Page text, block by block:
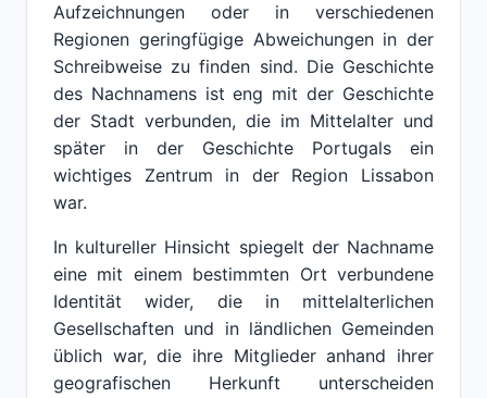
Aufzeichnungen oder in verschiedenen
Regionen geringfügige Abweichungen in der
Schreibweise zu finden sind. Die Geschichte
des Nachnamens ist eng mit der Geschichte
der Stadt verbunden, die im Mittelalter und
später in der Geschichte Portugals ein
wichtiges Zentrum in der Region Lissabon
war.
In kultureller Hinsicht spiegelt der Nachname
eine mit einem bestimmten Ort verbundene
Identität wider, die in mittelalterlichen
Gesellschaften und in ländlichen Gemeinden
üblich war, die ihre Mitglieder anhand ihrer
geografischen Herkunft unterscheiden